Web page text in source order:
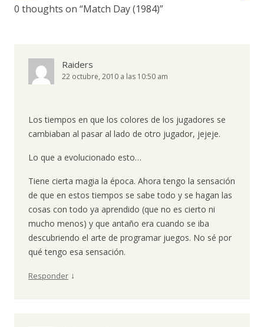
0 thoughts on “Match Day (1984)”
Raiders
22 octubre, 2010 a las 10:50 am
Los tiempos en que los colores de los jugadores se
cambiaban al pasar al lado de otro jugador, jejeje.
Lo que a evolucionado esto…
Tiene cierta magia la época. Ahora tengo la sensación
de que en estos tiempos se sabe todo y se hagan las
cosas con todo ya aprendido (que no es cierto ni
mucho menos) y que antaño era cuando se iba
descubriendo el arte de programar juegos. No sé por
qué tengo esa sensación.
Responder ↓